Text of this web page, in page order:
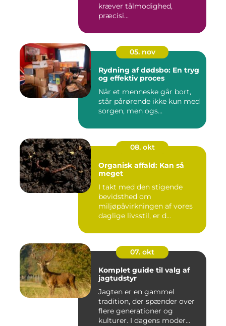
kræver tålmodighed,
præcisi...
05. nov
Rydning af dødsbo: En tryg
og effektiv proces
Når et menneske går bort,
står pårørende ikke kun med
sorgen, men ogs...
08. okt
Organisk affald: Kan så
meget
I takt med den stigende
bevidsthed om
miljøpåvirkningen af vores
daglige livsstil, er d...
07. okt
Komplet guide til valg af
jagtudstyr
Jagten er en gammel
tradition, der spænder over
flere generationer og
kulturer. I dagens moder...